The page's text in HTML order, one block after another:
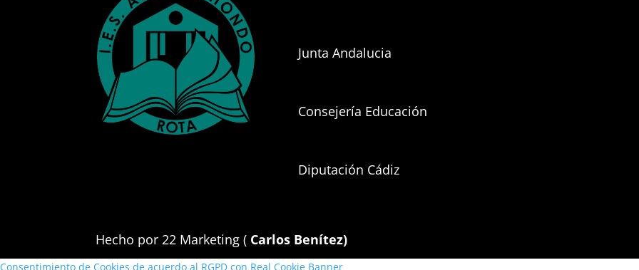
Junta Andalucia
Consejería Educación
Diputación Cádiz
Hecho por 22 Marketing ( Carlos Benítez)
Consentimiento de Cookies de acuerdo al RGPD con Real Cookie Banner